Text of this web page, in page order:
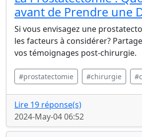
avant de Prendre une
Si vous envisagez une
les facteurs à considérer?
vos témoignages post-chirurgie.
#prostatectomie #chirurgie
Lire 19 réponse(s)
2024-May-04 06:52